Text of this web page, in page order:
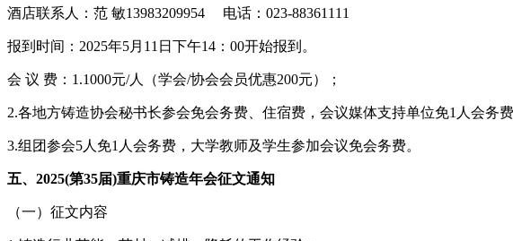
酒店联系人：范 敏13983209954 电话：023-88361111
报到时间：2025年5月11日下午14：00开始报到。
会 议 费：1.1000元/人（学会/协会会员优惠200元）；
2.各地方铸造协会秘书长参会免会务费、住宿费，会议媒体支持单位免1人会务费
3.组团参会5人免1人会务费，大学教师及学生参加会议免会务费。
五、2025(第35届)重庆市铸造年会征文通知
（一）征文内容